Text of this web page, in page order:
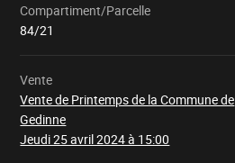
Compartiment/Parcelle
84/21
Vente
Vente de Printemps de la Commune de
Gedinne
Jeudi 25 avril 2024 à 15:00
Chargement